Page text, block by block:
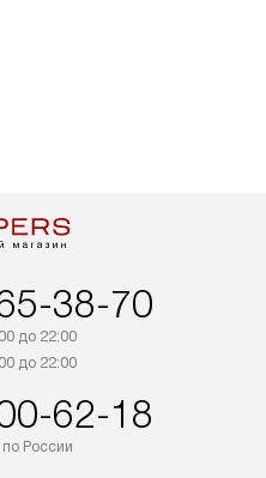
38-70
до 22:00
до 22:00
62-18
России